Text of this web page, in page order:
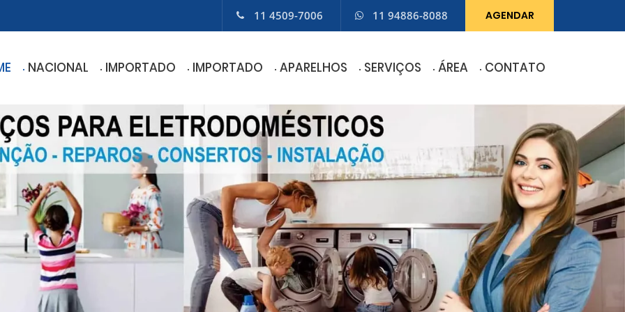
11 4509-7006 11 94886-8088 AGENDAR
NACIONAL IMPORTADO IMPORTADO APARELHOS SERVIÇOS ÁREA CONTATO